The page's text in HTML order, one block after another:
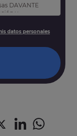
DAVANTE
y
sus datos,
en nuestra
datos personales